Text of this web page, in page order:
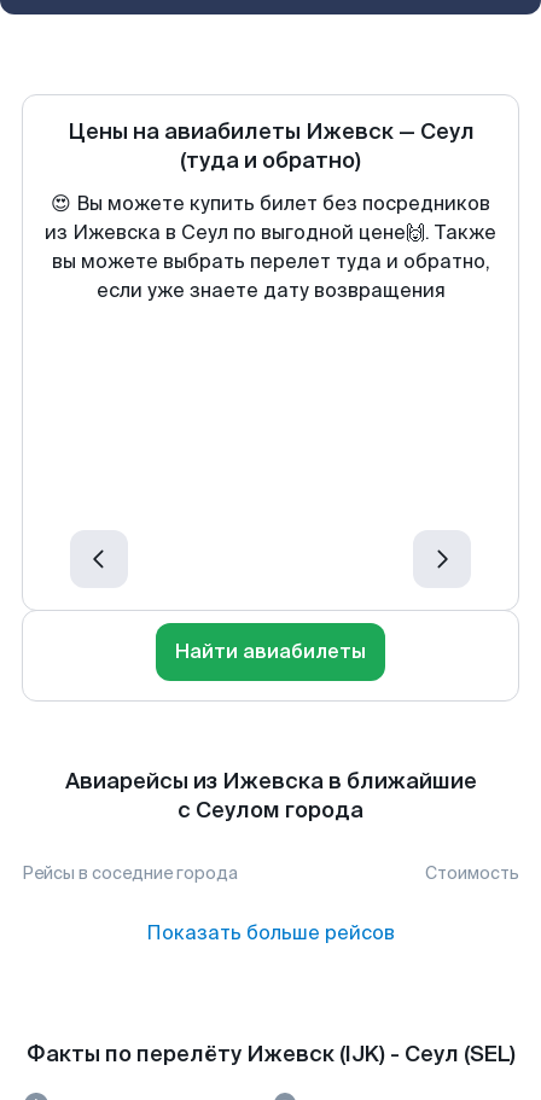
Цены на авиабилеты Ижевск— Сеул
(туда и обратно)
😍 Вы можете купить билет без посредников
из Ижевска в Сеул по выгодной цене🙌. Также
вы можете выбрать перелет туда и обратно,
если уже знаете дату возвращения
Найти авиабилеты
Авиарейсы из Ижевска в ближайшие
с Сеулом города
Рейсы в соседние города Стоимость
Показать больше рейсов
Факты по перелёту Ижевск (IJK) - Сеул (SEL)